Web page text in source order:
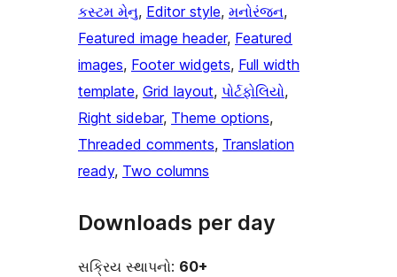
કસ્ટમ મેનુ, Editor style, મનોરંજન
Featured image header, Featured
images, Footer widgets, Full width
template, Grid layout, પોર્ટફોલિયો
Right sidebar, Theme options
Threaded comments, Translation
ready, Two columns
Downloads per day
સક્રિય સ્થાપનો: 60+